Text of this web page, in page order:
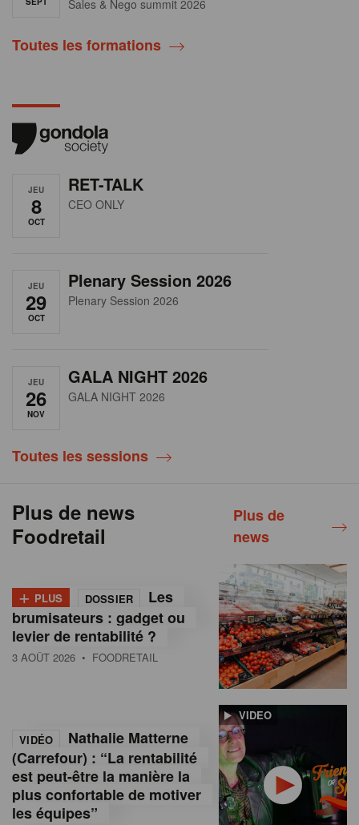
Sales & Nego summit 2026
Toutes les formations
JEU
8
OCT
RET-TALK
CEO ONLY
JEU
29
OCT
Plenary Session 2026
Plenary Session 2026
JEU
26
NOV
GALA NIGHT 2026
GALA NIGHT 2026
Toutes les sessions
Plus de news
Foodretail
Plus de
news
+ PLUS DOSSIER
Les
brumisateurs : gadget ou
levier de rentabilité ?
3 AOÛT 2026 • FOODRETAIL
VIDEO
VIDÉO
Nathalie Matterne
(Carrefour) : “La rentabilité
est peut-être la manière la
plus confortable de motiver
les équipes”